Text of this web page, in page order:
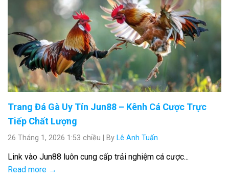
Trang Đá Gà Uy Tín Jun88 – Kênh Cá Cược Trực
Tiếp Chất Lượng
26 Tháng 1, 2026 1:53 chiều By Lê Anh Tuấn
Link vào Jun88 luôn cung cấp trải nghiệm cá cược...
Read more →